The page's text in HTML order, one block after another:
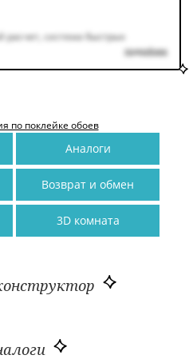
система быстрых
подробнее
по поклейке обоев
Аналоги
Возврат и обмен
3D комната